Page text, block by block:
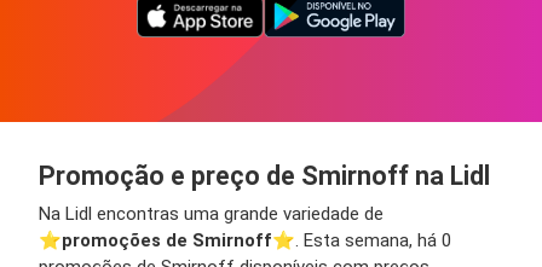
Promoção e preço de Smirnoff na Lidl
Na Lidl encontras uma grande variedade de
⭐️promoções de Smirnoff⭐️. Esta semana, há 0